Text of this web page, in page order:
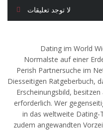
لا توجد تعليقات
Dating im World
Normalste auf einer
Perish Partnersuche im
Diesseitigen Ratgeberbuch,
Erscheinungsbild,
erforderlich. Wer
in das weltweite Dating-
zudem angewandten